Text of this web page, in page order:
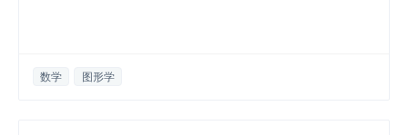
数学 图形学